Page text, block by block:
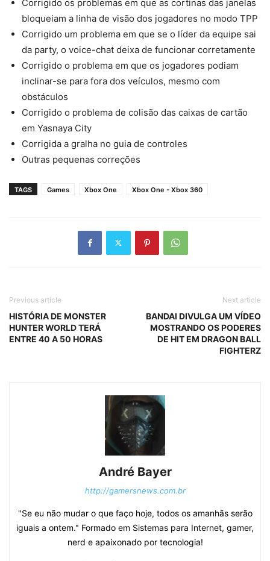
Corrigido os problemas em que as cortinas das janelas
bloqueiam a linha de visão dos jogadores no modo TPP
Corrigido um problema em que se o líder da equipe sai
da party, o voice-chat deixa de funcionar corretamente
Corrigido o problema em que os jogadores podiam
inclinar-se para fora dos veículos, mesmo com
obstáculos
Corrigido o problema de colisão das caixas de cartão
em Yasnaya City
Corrigida a gralha no guia de controles
Outras pequenas correções
TAGS Games Xbox One Xbox One - Xbox 360
Previous article
HISTÓRIA DE MONSTER
HUNTER WORLD TERÁ
ENTRE 40 A 50 HORAS
Next article
BANDAI DIVULGA UM VÍDEO
MOSTRANDO OS PODERES
DE HIT EM DRAGON BALL
FIGHTERZ
André Bayer
http://gamersnews.com.br
"Se eu não mudar o que faço hoje, todos os amanhãs serão
iguais a ontem." Formado em Sistemas para Internet, gamer,
nerd e apaixonado por tecnologia!